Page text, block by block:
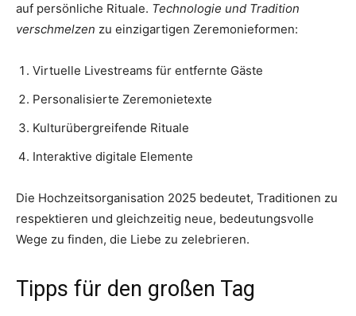
auf persönliche Rituale. Technologie und Tradition
verschmelzen zu einzigartigen Zeremonieformen:
Virtuelle Livestreams für entfernte Gäste
Personalisierte Zeremonietexte
Kulturübergreifende Rituale
Interaktive digitale Elemente
Die Hochzeitsorganisation 2025 bedeutet, Traditionen zu
respektieren und gleichzeitig neue, bedeutungsvolle
Wege zu finden, die Liebe zu zelebrieren.
Tipps für den großen Tag